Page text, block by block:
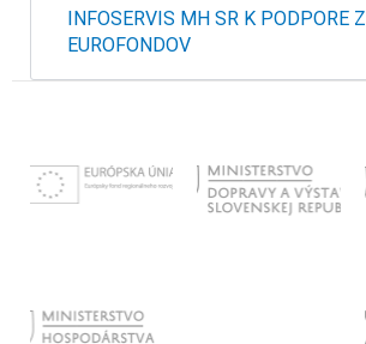
INFOSERVIS MH SR K PODPORE Z
EUROFONDOV